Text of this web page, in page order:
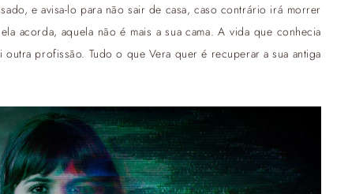
e avisa-lo para não sair de casa, caso contrário irá morrer
acorda, aquela não é mais a sua cama. A vida que conhecia
profissão. Tudo o que Vera quer é recuperar a sua antiga